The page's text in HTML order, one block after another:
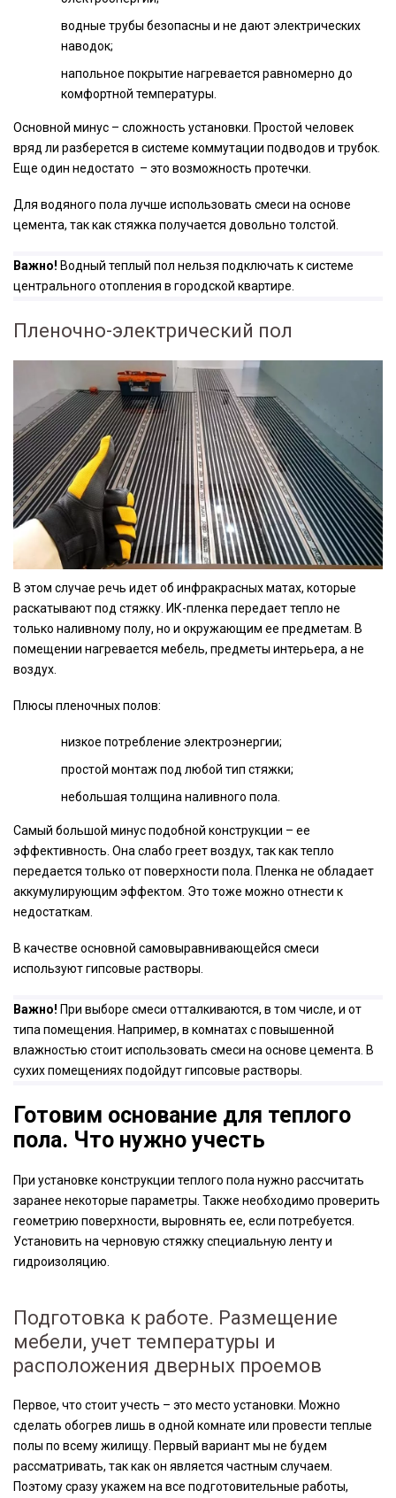
водные трубы безопасны и не дают электрических
наводок;
напольное покрытие нагревается равномерно до
комфортной температуры.
Основной минус – сложность установки. Простой человек
вряд ли разберется в системе коммутации подводов и трубок.
Еще один недостато – это возможность протечки.
Для водяного пола лучше использовать смеси на основе
цемента, так как стяжка получается довольно толстой.
Важно! Водный теплый пол нельзя подключать к системе
центрального отопления в городской квартире.
Пленочно-электрический пол
В этом случае речь идет об инфракрасных матах, которые
раскатывают под стяжку. ИК-пленка передает тепло не
только наливному полу, но и окружающим ее предметам. В
помещении нагревается мебель, предметы интерьера, а не
воздух.
Плюсы пленочных полов:
низкое потребление электроэнергии;
простой монтаж под любой тип стяжки;
небольшая толщина наливного пола.
Самый большой минус подобной конструкции – ее
эффективность. Она слабо греет воздух, так как тепло
передается только от поверхности пола. Пленка не обладает
аккумулирующим эффектом. Это тоже можно отнести к
недостаткам.
В качестве основной самовыравнивающейся смеси
используют гипсовые растворы.
Важно! При выборе смеси отталкиваются, в том числе, и от
типа помещения. Например, в комнатах с повышенной
влажностью стоит использовать смеси на основе цемента. В
сухих помещениях подойдут гипсовые растворы.
Готовим основание для теплого
пола. Что нужно учесть
При установке конструкции теплого пола нужно рассчитать
заранее некоторые параметры. Также необходимо проверить
геометрию поверхности, выровнять ее, если потребуется.
Установить на черновую стяжку специальную ленту и
гидроизоляцию.
Подготовка к работе. Размещение
мебели, учет температуры и
расположения дверных проемов
Первое, что стоит учесть – это место установки. Можно
сделать обогрев лишь в одной комнате или провести теплые
полы по всему жилищу. Первый вариант мы не будем
рассматривать, так как он является частным случаем.
Поэтому сразу укажем на все подготовительные работы,